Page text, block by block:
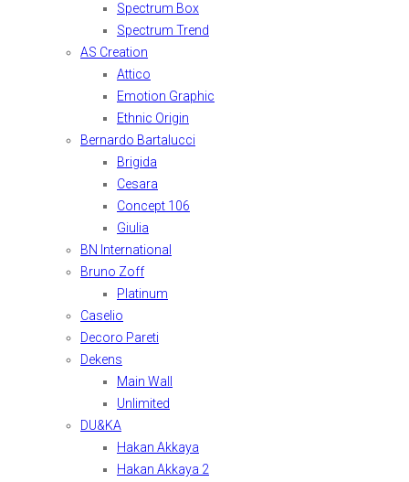
Spectrum Box
Spectrum Trend
AS Creation
Attico
Emotion Graphic
Ethnic Origin
Bernardo Bartalucci
Brigida
Cesara
Concept 106
Giulia
BN International
Bruno Zoff
Platinum
Caselio
Decoro Pareti
Dekens
Main Wall
Unlimited
DU&KA
Hakan Akkaya
Hakan Akkaya 2